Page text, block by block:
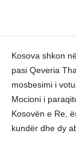
Kosova shkon
pasi Qeveria
mosbesimi i
Mocioni i
Kosovën e Re,
kundër dhe dy